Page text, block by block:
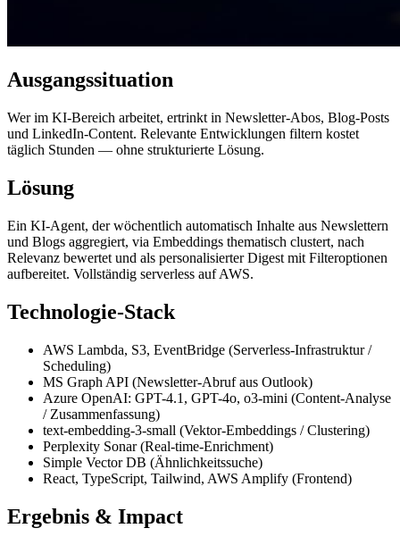
Ausgangssituation
Wer im KI-Bereich arbeitet, ertrinkt in Newsletter-Abos, Blog-Posts
und LinkedIn-Content. Relevante Entwicklungen filtern kostet
täglich Stunden — ohne strukturierte Lösung.
Lösung
Ein KI-Agent, der wöchentlich automatisch Inhalte aus Newslettern
und Blogs aggregiert, via Embeddings thematisch clustert, nach
Relevanz bewertet und als personalisierter Digest mit Filteroptionen
aufbereitet. Vollständig serverless auf AWS.
Technologie-Stack
AWS Lambda, S3, EventBridge (Serverless-Infrastruktur /
Scheduling)
MS Graph API (Newsletter-Abruf aus Outlook)
Azure OpenAI: GPT-4.1, GPT-4o, o3-mini (Content-Analyse
/ Zusammenfassung)
text-embedding-3-small (Vektor-Embeddings / Clustering)
Perplexity Sonar (Real-time-Enrichment)
Simple Vector DB (Ähnlichkeitssuche)
React, TypeScript, Tailwind, AWS Amplify (Frontend)
Ergebnis & Impact